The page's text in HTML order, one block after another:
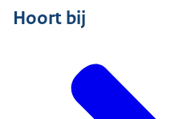
Hoort bij